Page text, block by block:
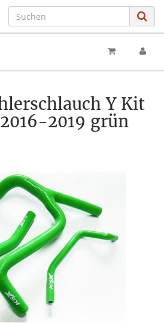
Y Kit
2019 grün